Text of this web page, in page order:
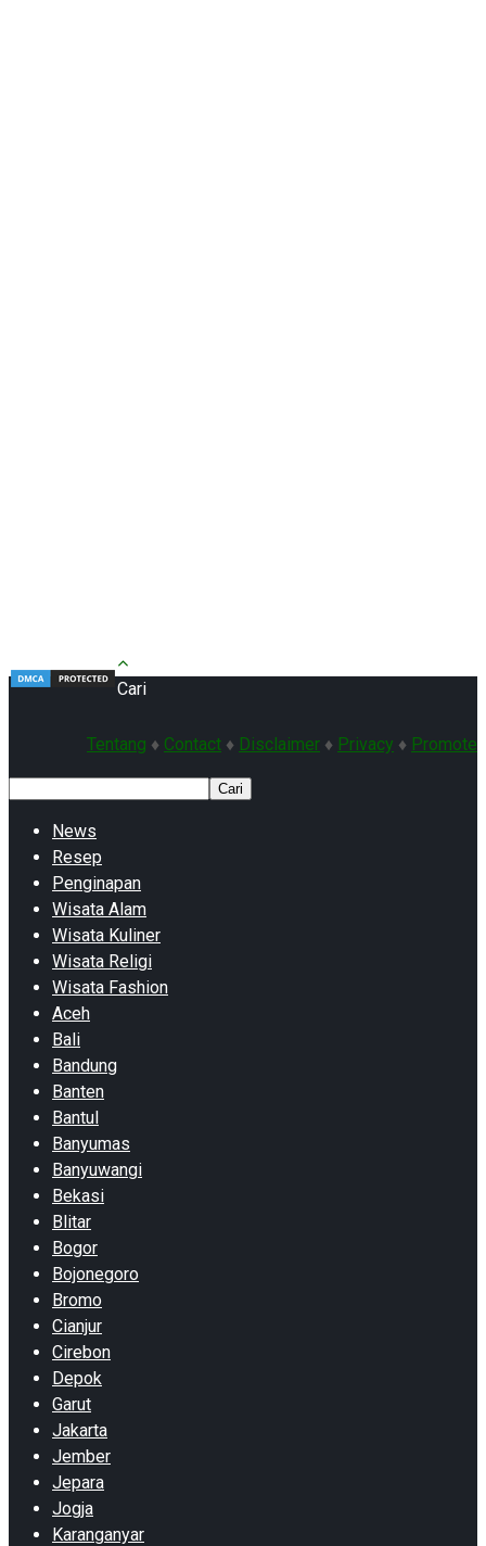
Tentang ♦ Contact ♦ Disclaimer ♦ Privacy ♦ Promote
Cari
Cari
News
Resep
Penginapan
Wisata Alam
Wisata Kuliner
Wisata Religi
Wisata Fashion
Aceh
Bali
Bandung
Banten
Bantul
Banyumas
Banyuwangi
Bekasi
Blitar
Bogor
Bojonegoro
Bromo
Cianjur
Cirebon
Depok
Garut
Jakarta
Jember
Jepara
Jogja
Karanganyar